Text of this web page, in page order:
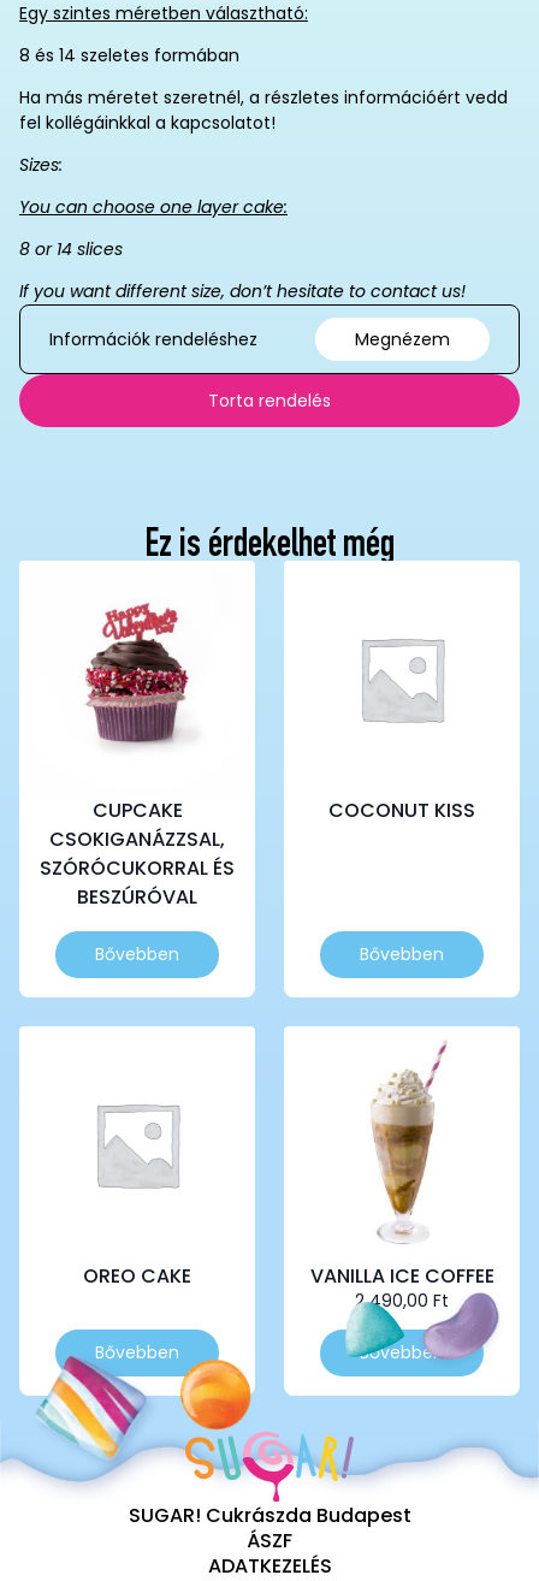
Egy szintes méretben választható:
8 és 14 szeletes formában
Ha más méretet szeretnél, a részletes információért vedd
fel kollégáinkkal a kapcsolatot!
Sizes:
You can choose one layer cake:
8 or 14 slices
If you want different size, don’t hesitate to contact us!
Információk rendeléshez
Megnézem
Torta rendelés
Ez is érdekelhet még
CUPCAKE
CSOKIGANÁZZSAL,
SZÓRÓCUKORRAL ÉS
BESZÚRÓVAL
Bővebben
COCONUT KISS
Bővebben
OREO CAKE
Bővebben
VANILLA ICE COFFEE
2 490,00 Ft
Bővebben
SUGAR! Cukrászda Budapest
ÁSZF
ADATKEZELÉS